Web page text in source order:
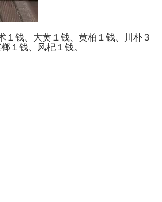
钱、大黄１钱、黄柏１钱、川朴３
１钱、风杞１钱。